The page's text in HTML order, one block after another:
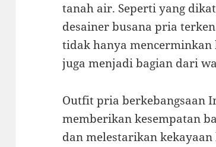
tanah air. Seperti yang
desainer busana pria
tidak hanya
juga menjadi bagian dari
Outfit pria berkebangsaan
memberikan kesempatan
dan melestarikan